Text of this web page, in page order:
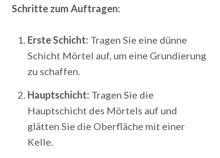
Schritte zum Auftragen:
Erste Schicht: Tragen Sie eine dünne
Schicht Mörtel auf, um eine Grundierung
zu schaffen.
Hauptschicht: Tragen Sie die
Hauptschicht des Mörtels auf und
glätten Sie die Oberfläche mit einer
Kelle.